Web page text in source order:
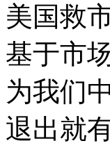
美国救
基于市
为我们
退出就